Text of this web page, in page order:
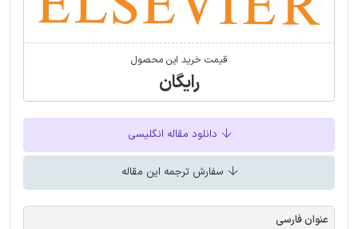
قیمت خرید این محصول
رایگان
دانلود مقاله انگلیسی
سفارش ترجمه این مقاله
عنوان فارسی